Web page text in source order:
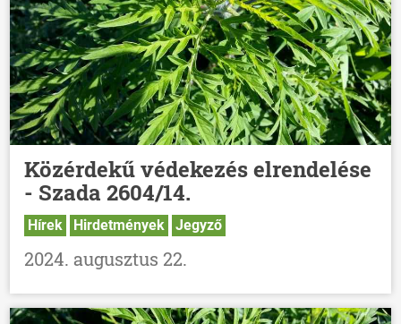
Közérdekű védekezés elrendelése
- Szada 2604/14.
Hírek Hirdetmények Jegyző
2024. augusztus 22.